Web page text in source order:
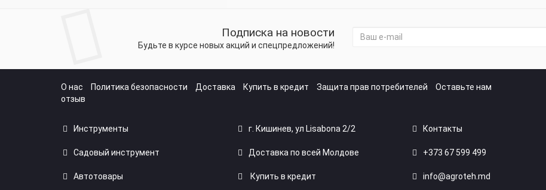
Подписка на новости
Будьте в курсе новых акций и спецпредложений!
О нас Политика безопасности Доставка Купить в кредит Защита прав потребителей
Оставьте нам
отзыв
Инструменты
Садовый инструмент
Автотовары
г. Кишинев, ул Lisabona 2/2
Доставка по всей Молдове
Купить в кредит
Контакты
+373 67 599 499
info@agroteh.md